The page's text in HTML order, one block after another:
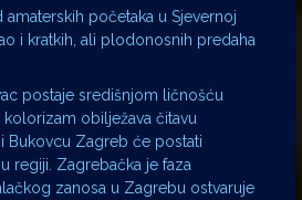
početaka u Sjevernoj
i kratkih, ali plodonosnih predaha
postaje središnjom ličnošću
obilježava čitavu
Bukovcu Zagreb će postati
regiji. Zagrebačka je faza
zanosa u Zagrebu ostvaruje